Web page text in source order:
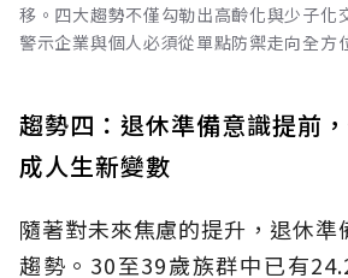
移。四大趨勢不僅勾勒出高齡化與少子化
警示企業與個人必須從單點防禦走向全方
趨勢四：退休準備意識提前
成人生新變數
隨著對未來焦慮的提升，退休準
趨勢。30至39歲族群中已有